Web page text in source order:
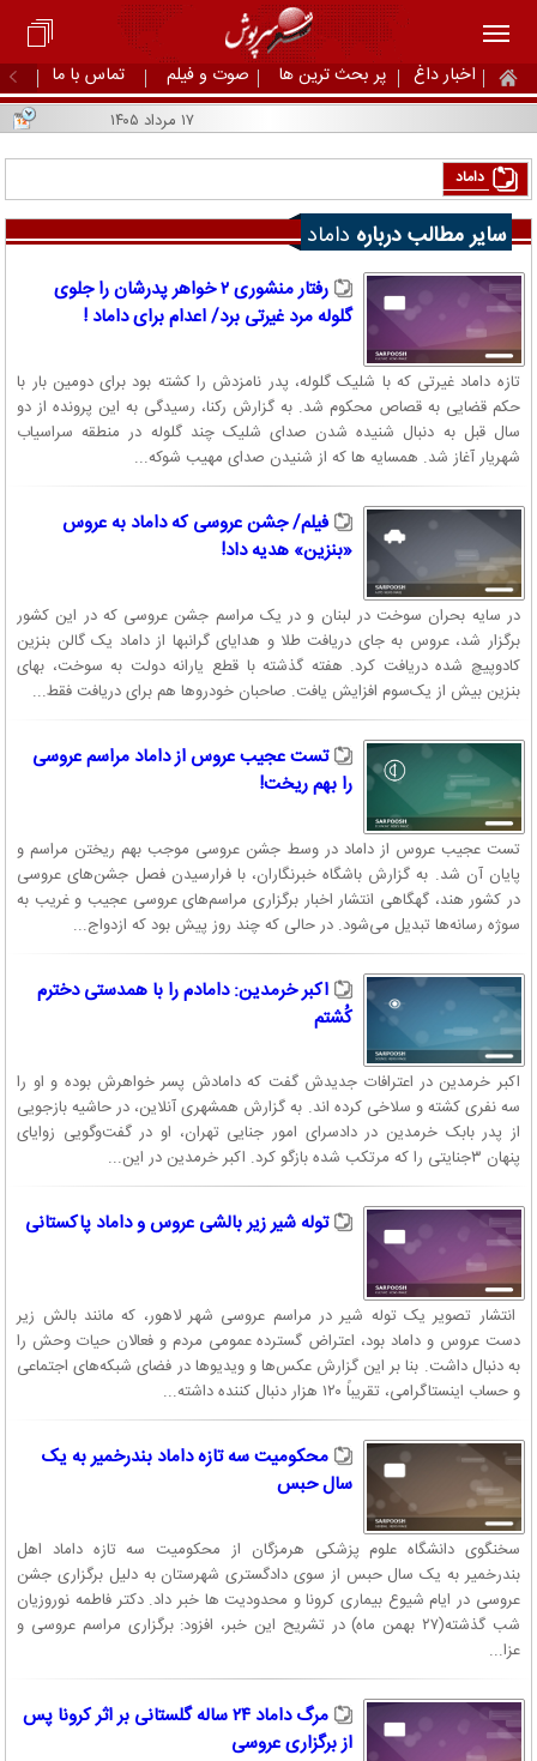
اخبار داغ پر بحث ترین ها صوت و فیلم تماس با ما
۱۷ مرداد ۱۴۰۵
داماد
سایر مطالب درباره داماد
رفتار منشوری ۲ خواهر پدرشان را جلوی
گلوله مرد غیرتی برد/ اعدام برای داماد !
تازه داماد غیرتی که با شلیک گلوله، پدر نامزدش را کشته بود برای دومین بار با
حکم قضایی به قصاص محکوم شد. به گزارش رکنا، رسیدگی به این پرونده از دو
سال قبل به دنبال شنیده شدن صدای شلیک چند گلوله در منطقه سراسیاب
شهریار آغاز شد. همسایه ها که از شنیدن صدای مهیب شوکه...
فیلم/ جشن عروسی که داماد به عروس
«بنزین» هدیه داد!
در سایه بحران سوخت در لبنان و در یک مراسم جشن عروسی که در این کشور
برگزار شد، عروس به جای دریافت طلا و هدایای گرانبها از داماد یک گالن بنزین
کادوپیچ شده دریافت کرد. هفته گذشته با قطع یارانه دولت به سوخت، بهای
بنزین بیش از یک‌سوم افزایش یافت. صاحبان خودروها هم برای دریافت فقط...
تست عجیب عروس از داماد مراسم عروسی
را بهم ریخت!
تست عجیب عروس از داماد در وسط جشن عروسی موجب بهم ریختن مراسم و
پایان آن شد. به گزارش باشگاه خبرنگاران، با فرارسیدن فصل جشن‌های عروسی
در کشور هند، گهگاهی انتشار اخبار برگزاری مراسم‌های عروسی عجیب و غریب به
سوژه رسانه‌ها تبدیل می‌شود. در حالی که چند روز پیش بود که ازدواج...
اکبر خرمدین: دامادم را با همدستی دخترم
کُشتم
اکبر خرمدین در اعترافات جدیدش گفت که دامادش پسر خواهرش بوده و او را
سه نفری کشته و سلاخی کرده اند. به گزارش همشهری آنلاین، در حاشیه بازجویی
از پدر بابک خرمدین در دادسرای امور جنایی تهران، او در گفت‌وگویی زوایای
پنهان ۳جنایتی را که مرتکب شده بازگو کرد. اکبر خرمدین در این...
توله شیر زیر بالشی عروس و داماد پاکستانی
انتشار تصویر یک توله شیر در مراسم عروسی شهر لاهور، که مانند بالش زیر
دست عروس و داماد بود، اعتراض گسترده عمومی مردم و فعالان حیات وحش را
به دنبال داشت. بنا بر این گزارش عکس‌ها و ویدیو‌ها در فضای شبکه‌های اجتماعی
و حساب اینستاگرامی، تقریباً ۱۲۰ هزار دنبال کننده داشته...
محکومیت سه تازه داماد بندرخمیر به یک
سال حبس
سخنگوی دانشگاه علوم پزشکی هرمزگان از محکومیت سه تازه داماد اهل
بندرخمیر به یک سال حبس از سوی دادگستری شهرستان به دلیل برگزاری جشن
عروسی در ایام شیوع بیماری کرونا و محدودیت ها خبر داد. دکتر فاطمه نوروزیان
شب گذشته(۲۷ بهمن ماه) در تشریح این خبر، افزود: برگزاری مراسم عروسی و
عزا...
مرگ داماد ۲۴ ساله گلستانی بر اثر کرونا پس
از برگزاری عروسی